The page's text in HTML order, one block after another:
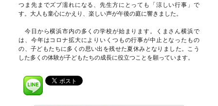
つま先までズブ濡れになる、先生方にとっても「涼しい行事」で
す。大人も童心にかえり、楽しい声が午後の庭に響きました。
今日から横浜市内の多くの学校が始まります。くまさん横浜で
は、今年はコロナ拡大によりいくつもの行事が中止となったもの
の、子どもたちに多くの思い出を残せた夏休みとなりました。こう
した多くの体験が子どもたちの成長に役立つことを願っています。